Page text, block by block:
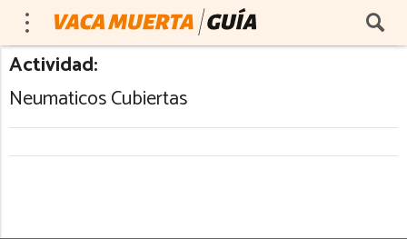
Actividad:
Neumaticos Cubiertas